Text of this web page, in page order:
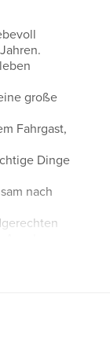
große
Fahrgast,
Dinge
nach